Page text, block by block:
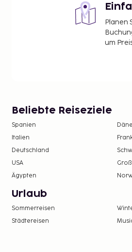
Planen
um
Beliebte Reiseziele
Spanien
Italien
Deutschland
USA
Ägypten
Urlaub
Sommerreisen
Städtereisen